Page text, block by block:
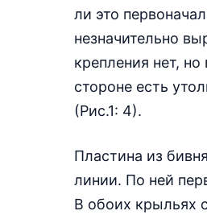
ли это
незначительно
крепления нет,
стороне есть
(Рис.1: 4).
Пластина из
линии. По ней
В обоих крыльях